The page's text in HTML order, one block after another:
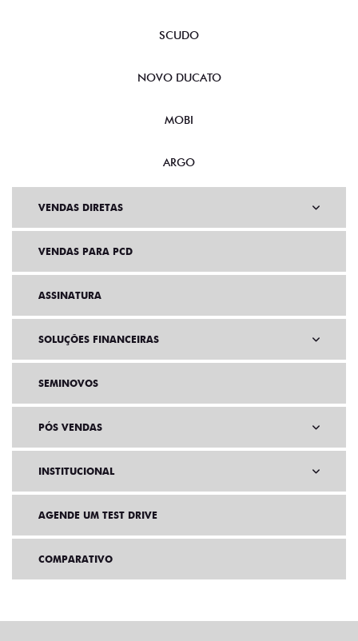
SCUDO
NOVO DUCATO
MOBI
ARGO
VENDAS DIRETAS
VENDAS PARA PCD
ASSINATURA
SOLUÇÕES FINANCEIRAS
SEMINOVOS
PÓS VENDAS
INSTITUCIONAL
AGENDE UM TEST DRIVE
COMPARATIVO